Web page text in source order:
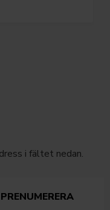
i fältet nedan.